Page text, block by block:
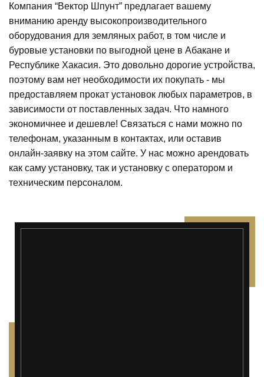
Компания “Вектор Шпунт” предлагает вашему
вниманию аренду высокопроизводительного
оборудования для земляных работ, в том числе и
буровые установки по выгодной цене в Абакане и
Республике Хакасия. Это довольно дорогие устройства,
поэтому вам нет необходимости их покупать - мы
предоставляем прокат установок любых параметров, в
зависимости от поставленных задач. Что намного
экономичнее и дешевле! Связаться с нами можно по
телефонам, указанным в контактах, или оставив
онлайн-заявку на этом сайте. У нас можно арендовать
как саму установку, так и установку с оператором и
техническим персоналом.